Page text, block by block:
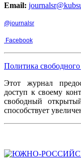
Email:
@journalsr
Facebook
Политика свободного
Этот журнал
доступ к своему
свободный
способствует